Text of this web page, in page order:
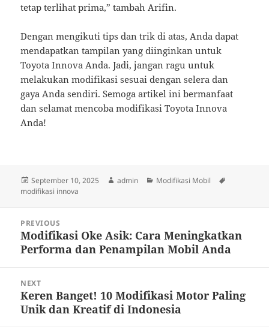
tetap terlihat prima,” tambah Arifin.
Dengan mengikuti tips dan trik di atas, Anda dapat
mendapatkan tampilan yang diinginkan untuk
Toyota Innova Anda. Jadi, jangan ragu untuk
melakukan modifikasi sesuai dengan selera dan
gaya Anda sendiri. Semoga artikel ini bermanfaat
dan selamat mencoba modifikasi Toyota Innova
Anda!
Posted
on
September 10, 2025 Author
admin Categories
Modifikasi Mobil
modifikasi innova
navigation
PREVIOUS
Previous
post:
Modifikasi Oke Asik: Cara Meningkatkan
Performa dan Penampilan Mobil Anda
NEXT
Next
post:
Keren Banget! 10 Modifikasi Motor Paling
Unik dan Kreatif di Indonesia